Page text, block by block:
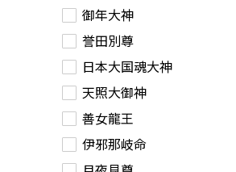
御年大神
誉田別尊
日本大国魂大神
天照大御神
善女龍王
伊邪那岐命